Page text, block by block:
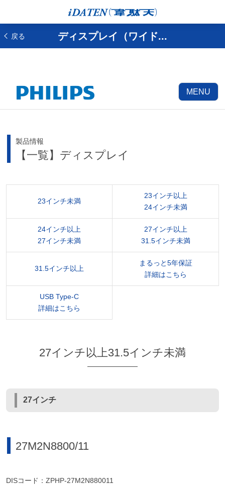
戻る ディスプレイ（ワイド...
MENU
製品情報
【一覧】ディスプレイ
23インチ未満
23インチ以上
24インチ未満
24インチ以上
27インチ未満
27インチ以上
31.5インチ未満
31.5インチ以上
まるっと5年保証
詳細はこちら
USB Type-C
詳細はこちら
27インチ以上31.5インチ未満
27インチ
27M2N8800/11
DISコード：ZPHP-27M2N880011